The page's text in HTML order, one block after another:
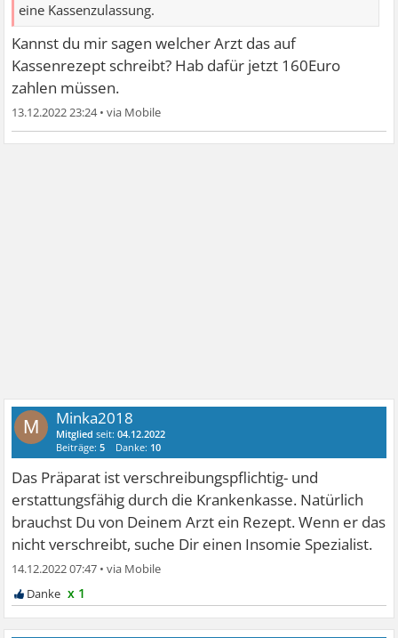
eine Kassenzulassung.
Kannst du mir sagen welcher Arzt das auf
Kassenrezept schreibt? Hab dafür jetzt 160Euro
zahlen müssen.
13.12.2022 23:24•
M Minka2018
Mitglied seit:04.12.2022
Beiträge:5 Danke: 10
Das Präparat ist verschreibungspflichtig- und
erstattungsfähig durch die Krankenkasse. Natürlich
brauchst Du von Deinem Arzt ein Rezept. Wenn er das
nicht verschreibt, suche Dir einen Insomie Spezialist.
14.12.2022 07:47 •
x 1